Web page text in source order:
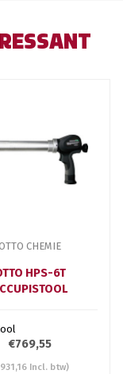
CHEMIE
HPS-6T
€769,55
Incl. btw)